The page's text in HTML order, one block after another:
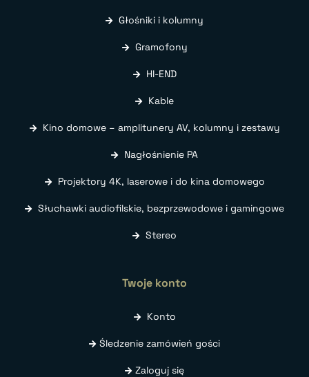
Głośniki i kolumny
Gramofony
HI-END
Kable
Kino domowe – amplitunery AV, kolumny i zestawy
Nagłośnienie PA
Projektory 4K, laserowe i do kina domowego
Słuchawki audiofilskie, bezprzewodowe i gamingowe
Stereo
Twoje konto
Konto
Śledzenie zamówień gości
Zaloguj się